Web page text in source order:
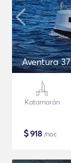
Aventura 37
Katamarán
$918 /noc